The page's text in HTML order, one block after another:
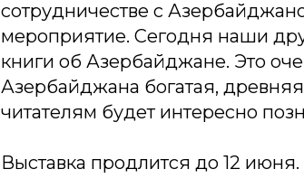
сотрудничестве с
мероприятие. Сегодня наши
книги об Азербайджане. Это
Азербайджана богатая,
читателям будет интересно
Выставка продлится до 12 июня.